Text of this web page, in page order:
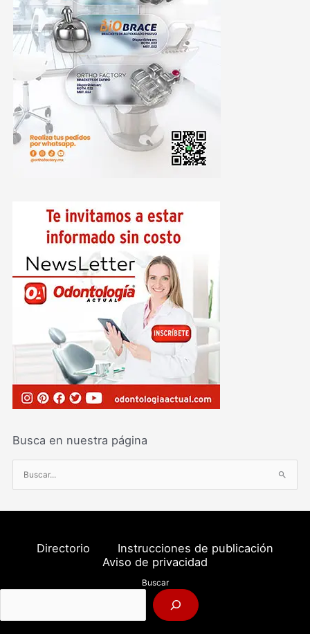
Busca en nuestra página
u
s
o
:
Directorio
Instrucciones de publicación
Aviso de privacidad
Buscar